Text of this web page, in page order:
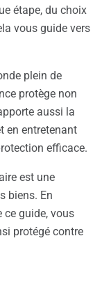
étape, du choix
vous guide vers
plein de
protège non
aussi la
en entretenant
efficace.
est une
biens. En
ce guide, vous
protégé contre